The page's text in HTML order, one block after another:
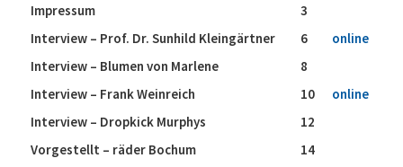
Impressum
3
Interview – Prof. Dr. Sunhild Kleingärtner
6
online
Interview – Blumen von Marlene
8
Interview – Frank Weinreich
10
online
Interview – Dropkick Murphys
12
Vorgestellt – räder Bochum
14